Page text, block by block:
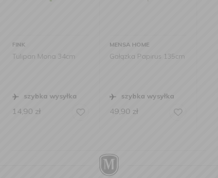
Gałązka Papirus 135cm
szybka wysyłka
49,90
MENSA HOME
Sztuczny hiacynt 68cm
szybka wysyłka
24,90